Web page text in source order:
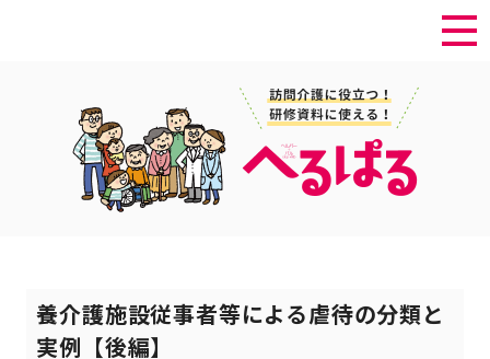
養介護施設従事者等による虐待の分類と
実例【後編】